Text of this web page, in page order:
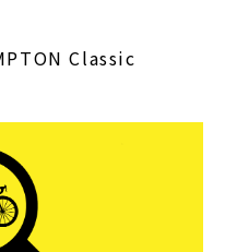
Classic